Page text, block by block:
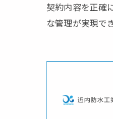
契約内容を正確
な管理が実現で